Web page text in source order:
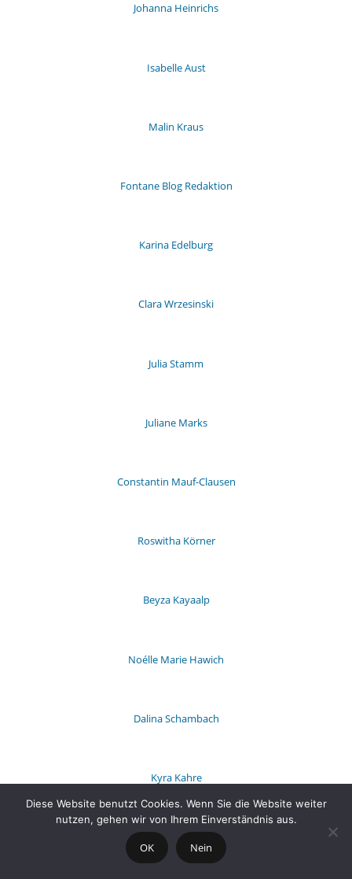
Johanna Heinrichs
Isabelle Aust
Malin Kraus
Fontane Blog Redaktion
Karina Edelburg
Clara Wrzesinski
Julia Stamm
Juliane Marks
Constantin Mauf-Clausen
Roswitha Körner
Beyza Kayaalp
Noélle Marie Hawich
Dalina Schambach
Kyra Kahre
Pia Ortmann
Diese Website benutzt Cookies. Wenn Sie die Website weiter
nutzen, gehen wir von Ihrem Einverständnis aus.
OK Nein